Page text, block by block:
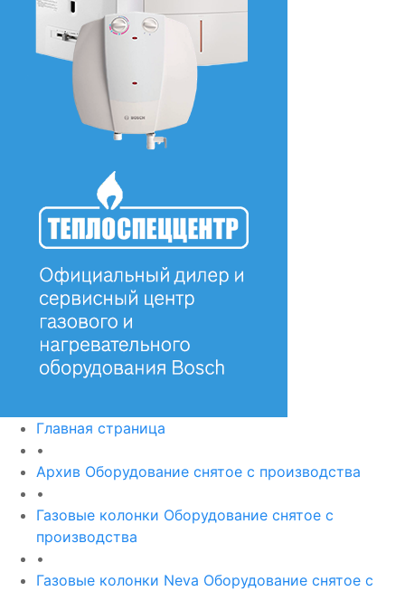
Главная страница
•
Архив Оборудование снятое с производства
•
Газовые колонки Оборудование снятое с
производства
•
Газовые колонки Neva Оборудование снятое с